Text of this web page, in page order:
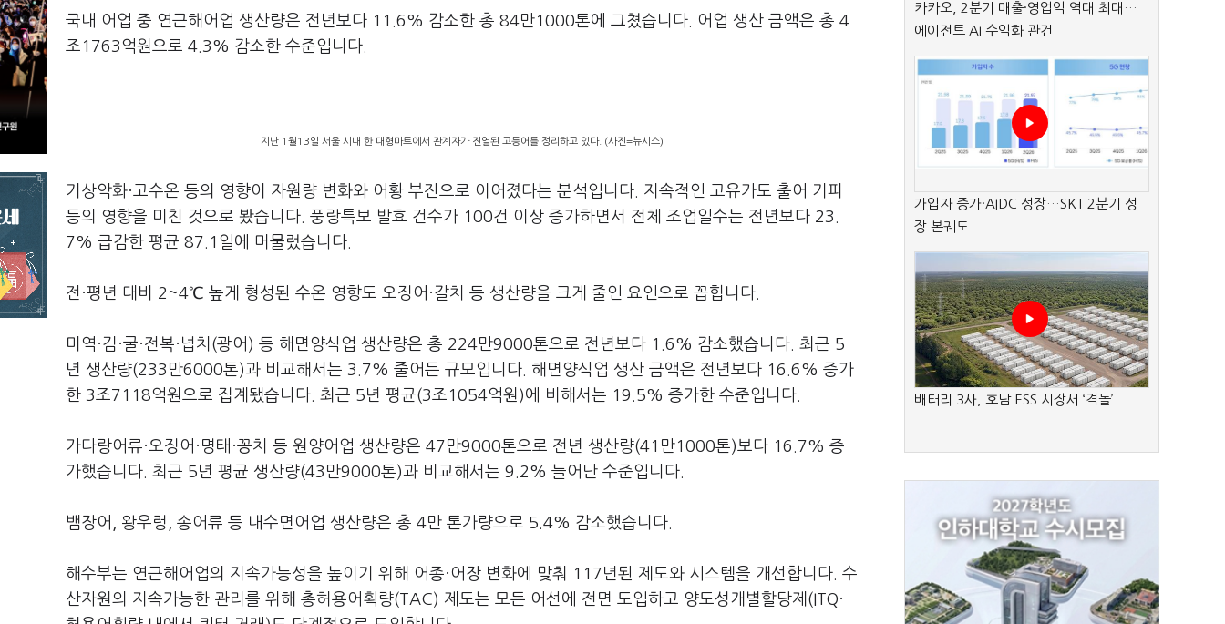
국내 어업 중 연근해어업 생산량은 전년보다 11.6% 감소한 총 84만1000톤에 그쳤습니다. 어업 생산 금액은 총 4
조1763억원으로 4.3% 감소한 수준입니다.
지난 1월13일 서울 시내 한 대형마트에서 관계자가 진열된 고등어를 정리하고 있다. (사진=뉴시스)
기상악화·고수온 등의 영향이 자원량 변화와 어황 부진으로 이어졌다는 분석입니다. 지속적인 고유가도 출어 기피
등의 영향을 미친 것으로 봤습니다. 풍랑특보 발효 건수가 100건 이상 증가하면서 전체 조업일수는 전년보다 23.
7% 급감한 평균 87.1일에 머물렀습니다.
전·평년 대비 2~4℃ 높게 형성된 수온 영향도 오징어·갈치 등 생산량을 크게 줄인 요인으로 꼽힙니다.
미역·김·굴·전복·넙치(광어) 등 해면양식업 생산량은 총 224만9000톤으로 전년보다 1.6% 감소했습니다. 최근 5
년 생산량(233만6000톤)과 비교해서는 3.7% 줄어든 규모입니다. 해면양식업 생산 금액은 전년보다 16.6% 증가
한 3조7118억원으로 집계됐습니다. 최근 5년 평균(3조1054억원)에 비해서는 19.5% 증가한 수준입니다.
가다랑어류·오징어·명태·꽁치 등 원양어업 생산량은 47만9000톤으로 전년 생산량(41만1000톤)보다 16.7% 증
가했습니다. 최근 5년 평균 생산량(43만9000톤)과 비교해서는 9.2% 늘어난 수준입니다.
뱀장어, 왕우렁, 송어류 등 내수면어업 생산량은 총 4만 톤가량으로 5.4% 감소했습니다.
해수부는 연근해어업의 지속가능성을 높이기 위해 어종·어장 변화에 맞춰 117년된 제도와 시스템을 개선합니다. 수
산자원의 지속가능한 관리를 위해 총허용어획량(TAC) 제도는 모든 어선에 전면 도입하고 양도성개별할당제(ITQ·
카카오, 2분기 매출·영업익 역대 최대…
에이전트 AI 수익화 관건
가입자 증가·AIDC 성장…SKT 2분기 성
장 본궤도
배터리 3사, 호남 ESS 시장서 ‘격돌’